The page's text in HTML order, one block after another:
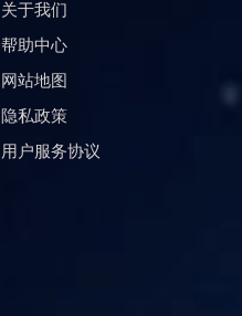
关于我们
帮助中心
网站地图
隐私政策
用户服务协议